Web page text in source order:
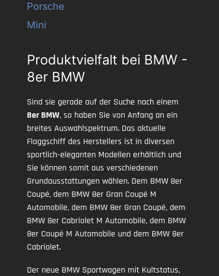
Porsche
Mini
Produktvielfalt bei BMW -
8er BMW
Sind sie gerade auf der Suche nach einem
8er BMW, so haben Sie von Anfang an ein
breites Auswahlspektrum. Das aktuelle
Flaggschiff des Herstellers ist in diversen
sportlich-eleganten Modellen erhältlich und
Sie können somit aus verschiedenen
Grundausstattungen wählen. Dem BMW 8er
Coupé, dem BMW 8er Gran Coupé M
Automobile, dem BMW 8er Gran Coupé, dem
BMW 8er Cabriolet M Automobile, dem BMW
8er Coupé M Automobile und dem BMW 8er
Cabriolet.
Der neue BMW Sportwagen mit Kultstatus,